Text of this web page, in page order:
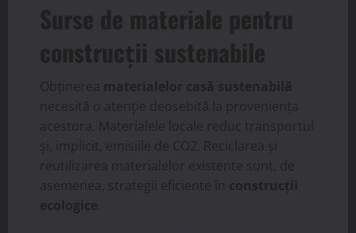
Surse de materiale pentru
construcții sustenabile
Obținerea materialelor casă sustenabilă
necesită o atenție deosebită la proveniența
acestora. Materialele locale reduc transportul
și, implicit, emisiile de CO2. Reciclarea și
reutilizarea materialelor existente sunt, de
asemenea, strategii eficiente în construcții
ecologice